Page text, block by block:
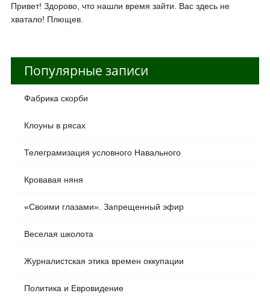
Привет! Здорово, что нашли время зайти. Вас здесь не
хватало! Плющев.
Популярные записи
Фабрика скорби
Клоуны в рясах
Телеграмизация условного Навального
Кровавая няня
«Своими глазами». Запрещенный эфир
Веселая школота
Журналистская этика времен оккупации
Политика и Евровидение